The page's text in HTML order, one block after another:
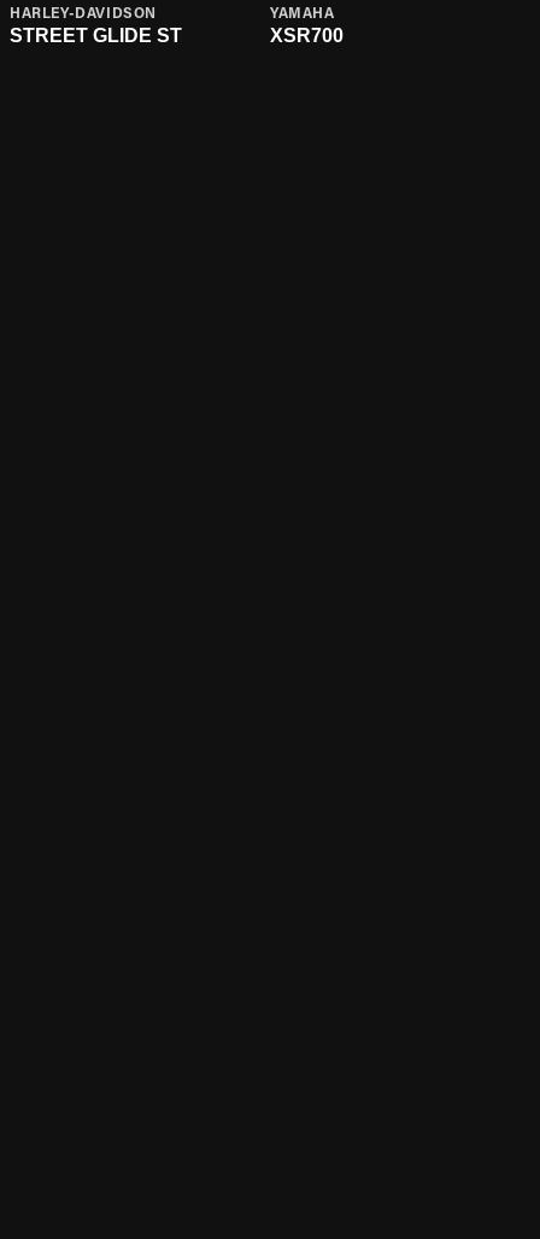
HARLEY-DAVIDSON
STREET GLIDE ST
YAMAHA
XSR700